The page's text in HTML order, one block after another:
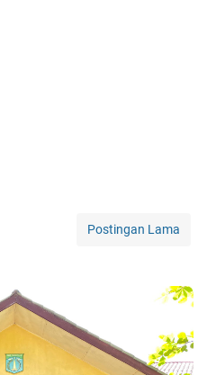
Postingan Lama